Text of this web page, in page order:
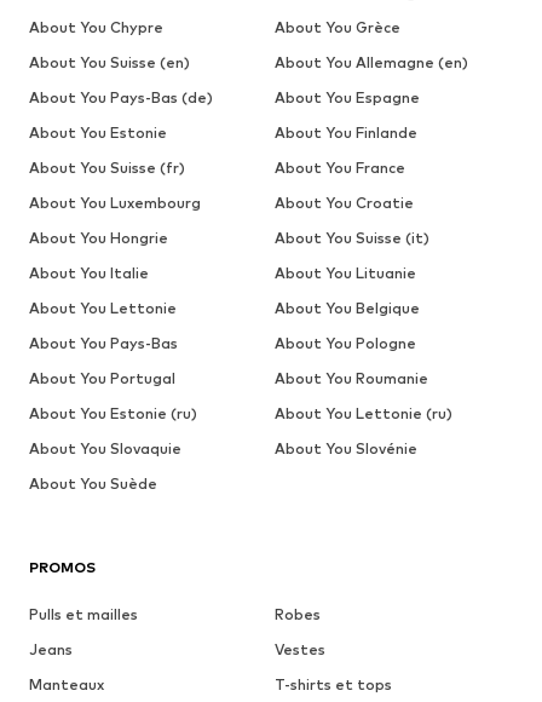
PROMOS
Pulls et mailles
Robes
Jeans
Vestes
Manteaux
T-shirts et tops
About You Chypre
About You Grèce
About You Suisse (en)
About You Allemagne (en)
About You Pays-Bas (de)
About You Espagne
About You Estonie
About You Finlande
About You Suisse (fr)
About You France
About You Luxembourg
About You Croatie
About You Hongrie
About You Suisse (it)
About You Italie
About You Lituanie
About You Lettonie
About You Belgique
About You Pays-Bas
About You Pologne
About You Portugal
About You Roumanie
About You Estonie (ru)
About You Lettonie (ru)
About You Slovaquie
About You Slovénie
About You Suède